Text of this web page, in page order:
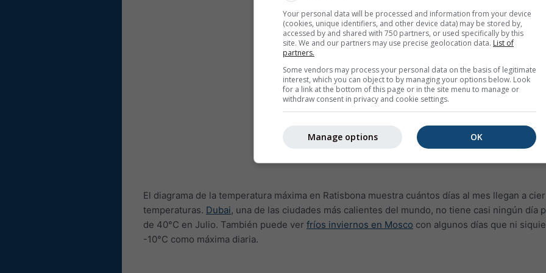
El diagrama de la temperatura máxima en Ratisbona muestra cuántos días al mes llegan a
temperaturas. Dubai, una de las ciudades más calientes del mundo, no tiene casi ningún día
de 40°C en Julio. También puede ver fríos inviernos en Mosco con algunos días que ni
-10°C como máxima diaria.
Your personal data will be processed and information from your device
(cookies, unique identifiers, and other device data) may be stored by,
accessed by and shared with 750 partners, or used specifically by this
site. We and our partners may use precise geolocation data. List of
partners.
Some vendors may process your personal data on the basis of legitimate
interest, which you can object to by managing your options below. Look
for a link at the bottom of this page or in the site menu to manage or
withdraw consent in privacy and cookie settings.
OK
Manage options